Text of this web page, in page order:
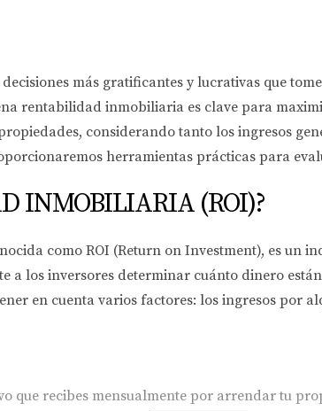
más gratificantes y lucrativas que
rentabilidad inmobiliaria es clave para
considerando tanto los ingresos
herramientas prácticas para
INMOBILIARIA (ROI)?
como ROI (Return on Investment), es un
a los inversores determinar cuánto dinero
en cuenta varios factores: los ingresos por
que recibes mensualmente por arrendar tu